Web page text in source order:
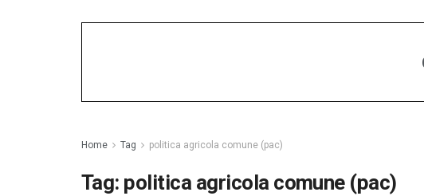
Home Tag politica agricola comune (pac)
Tag: politica agricola comune (pac)